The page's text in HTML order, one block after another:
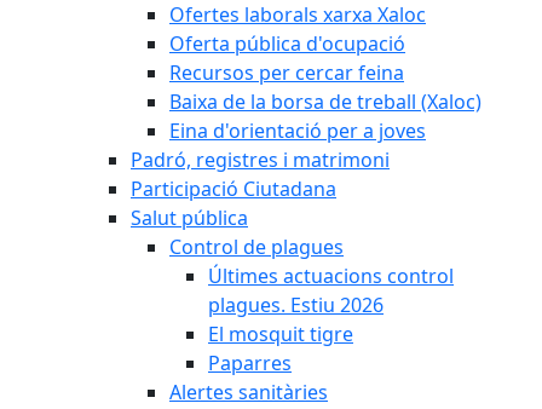
Ofertes laborals xarxa Xaloc
Oferta pública d'ocupació
Recursos per cercar feina
Baixa de la borsa de treball (Xaloc)
Eina d'orientació per a joves
Padró, registres i matrimoni
Participació Ciutadana
Salut pública
Control de plagues
Últimes actuacions control
plagues. Estiu 2026
El mosquit tigre
Paparres
Alertes sanitàries